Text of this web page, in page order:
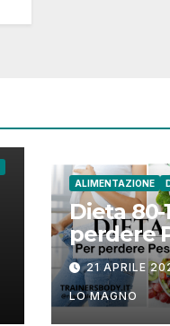
ALIMENTAZIONE
Dieta 80-
perdere
Modo
21 APRILE
LO MAGNO